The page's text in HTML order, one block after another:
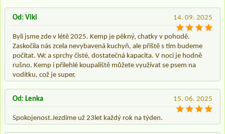
14. 09. 2025
Od: Viki
Byli jsme zde v létě 2025. Kemp je pěkný, chatky v pohodě.
Zaskočila nás zcela nevybavená kuchyň, ale příště s tím budeme
počítat. Wc a sprchy čisté, dostatečná kapacita. V noci je hodně
rušno. Kemp i přilehlé koupaliště můžete využívat se psem na
vodítku, což je super.
15. 06. 2025
Od: Lenka
Spokojenost.Jezdíme už 23let každý rok na týden.